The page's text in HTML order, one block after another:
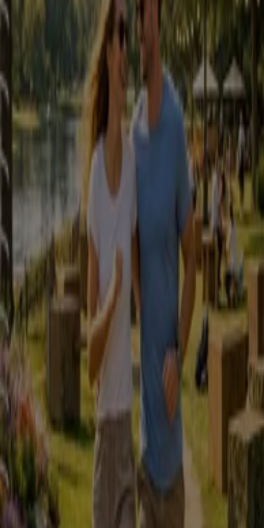
Folhetos e melhores ofertas em
Braga
eletrónica
desporto casa viagenscortinas chavestelemóveis
Bancos e Serviços noutras cidades
Lisboa Vila Nova de Gaia Braga
Coimbra
Covilhã
Amadora Setúbal
Leiria
Almada
Aveiro
Oeiras
Ver mais cidades
A categoria
Bancos e Outros Serviços é bastante
abrangente e conta com um conjunto de empresas que
costuma usar no seu dia a dia. Como por exemplo
bancos, correios, floristas, reparações, lavandarias,
câmbios
e veja as ofertas destes serviços feitas a pensar
em si. Aqui poderá localizar facilmente a loja que procura
e os horários de funcionamento
Ver ofertas de Bancos e Serviços
Publicidade